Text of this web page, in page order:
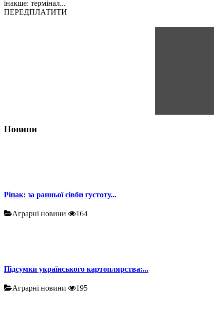
інакше: термінал...
ПЕРЕДПЛАТИТИ
Новини
Ріпак: за ранньої сівби густоту...
Аграрні новини 164
Підсумки українського картоплярства:...
Аграрні новини 195